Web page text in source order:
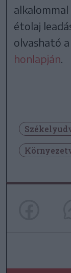
étolaj
olvasható
honlapján